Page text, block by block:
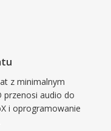
z minimalnym
przenosi audio do
i oprogramowanie